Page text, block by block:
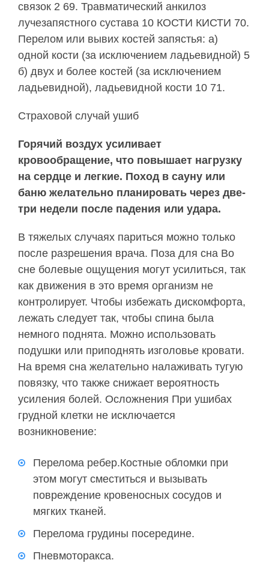
связок 2 69. Травматический анкилоз
лучезапястного сустава 10 КОСТИ КИСТИ 70.
Перелом или вывих костей запястья: а)
одной кости (за исключением ладьевидной) 5
б) двух и более костей (за исключением
ладьевидной), ладьевидной кости 10 71.
Страховой случай ушиб
Горячий воздух усиливает
кровообращение, что повышает нагрузку
на сердце и легкие. Поход в сауну или
баню желательно планировать через две-
три недели после падения или удара.
В тяжелых случаях париться можно только
после разрешения врача. Поза для сна Во
сне болевые ощущения могут усилиться, так
как движения в это время организм не
контролирует. Чтобы избежать дискомфорта,
лежать следует так, чтобы спина была
немного поднята. Можно использовать
подушки или приподнять изголовье кровати.
На время сна желательно налаживать тугую
повязку, что также снижает вероятность
усиления болей. Осложнения При ушибах
грудной клетки не исключается
возникновение:
Перелома ребер.Костные обломки при
этом могут сместиться и вызывать
повреждение кровеносных сосудов и
мягких тканей.
Перелома грудины посередине.
Пневмоторакса.